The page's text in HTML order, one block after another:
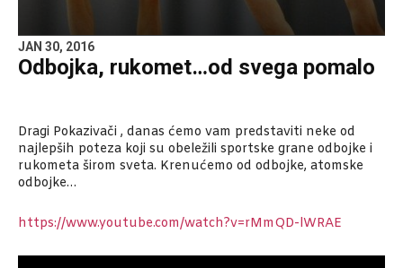
JAN 30, 2016
Odbojka, rukomet…od svega pomalo
Dragi Pokazivači , danas ćemo vam predstaviti neke od
najlepših poteza koji su obeležili sportske grane odbojke i
rukometa širom sveta. Krenućemo od odbojke, atomske
odbojke…
https://www.youtube.com/watch?v=rMmQD-lWRAE